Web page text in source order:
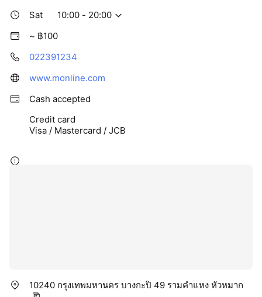
Sat
10:00 - 20:00
~ ฿100
022391234
www.monline.com
Cash accepted
Credit card
Visa / Mastercard / JCB
10240 กรุงเทพมหานคร บางกะปิ 49 รามคำแหง หัวหมาก